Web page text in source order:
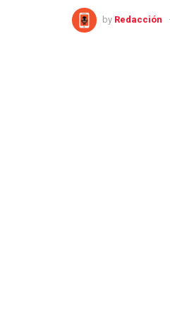
by Redacción